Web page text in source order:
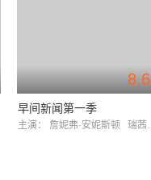
8.6
早间新闻第一季
主演： 詹妮弗·安妮斯顿 瑞茜·威瑟斯彭